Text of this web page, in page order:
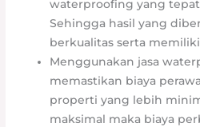
waterproofing yang
Sehingga hasil yang
berkualitas serta
Menggunakan jasa
memastikan biaya
properti yang lebih
maksimal maka biaya